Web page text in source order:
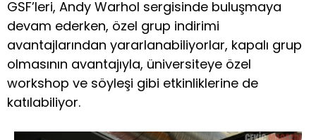
GSF’leri, Andy Warhol sergisinde buluşmaya
devam ederken, özel grup indirimi
avantajlarından yararlanabiliyorlar, kapalı grup
olmasının avantajıyla, üniversiteye özel
workshop ve söyleşi gibi etkinliklerine de
katılabiliyor.